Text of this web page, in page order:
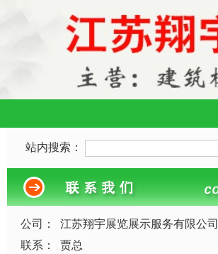
站内搜索：
公司：
江苏翔宇展览展示服务有限公司
联系：
贾总